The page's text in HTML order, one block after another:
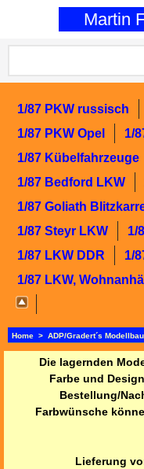
Martin
1/87 PKW russisch
1/87 PKW Opel
1/
1/87 Kübelfahrzeuge
1/87 Bedford LKW
1/87 Goliath
1/87 Steyr LKW
1/
1/87 LKW DDR
1/
1/87 LKW,
Home > ADP/Gradert´s
Die lagernden
Farbe und
Bestellung/
Farbwünsche
Lieferung